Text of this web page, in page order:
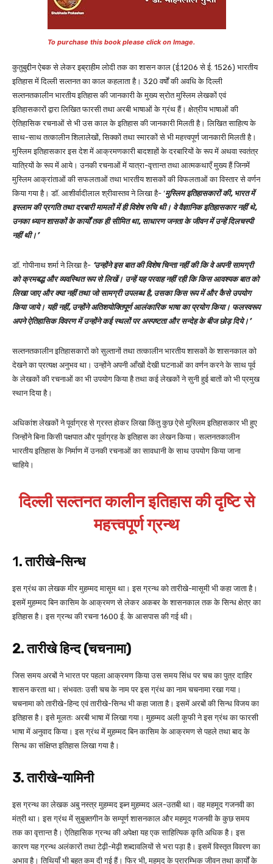
To purchase this book please click on Image.
कुतुबुद्दीन ऐबक से लेकर इब्राहीम लोदी तक का शासन काल (ई.1206 से ई. 1526) भारतीय
इतिहास में दिल्ली सल्तनत का काल कहलाता है। 320 वर्षों की अवधि के दिल्ली
सल्तनतकालीन भारतीय इतिहास की जानकारी के मुख्य स्रोत मुस्लिम लेखकों एवं
इतिहासकारों द्वारा लिखित फारसी तथा अरबी भाषाओं के ग्रंथ हैं। क्षेत्रीय भाषाओं की
ऐतिहासिक रचनाओं से भी उस काल के इतिहास की जानकारी मिलती है। लिखित साहित्य के
साथ-साथ तत्कालीन शिलालेखों, सिक्कों तथा स्मारकों से भी महत्त्वपूर्ण जानकारी मिलती है।
मुस्लिम इतिहासकार इस देश में आक्रमणकारी बादशाहों के दरबारियों के रूप में अथवा स्वतंत्र
यात्रियों के रूप में आये। उनकी रचनाओं में यात्रा-वृत्तान्त तथा आत्मकथाएँ मुख्य हैं जिनमें
मुस्लिम आक्रांताओं की सफलताओं तथा भारतीय शासकों की विफलताओं का विस्तार से वर्णन
किया गया है। डॉ. आशीर्वादीलाल श्रीवास्तव ने लिखा है- ‘मुस्लिम इतिहासकारों की, भारत में
इस्लाम की प्रगति तथा दरबारी मामलों में ही विशेष रुचि थी। वे वैज्ञानिक इतिहासकार नहीं थे,
उनका ध्यान शासकों के कार्यों तक ही सीमित था, साधारण जनता के जीवन में उन्हें दिलचस्पी
नहीं थी।’
डॉ. गोपीनाथ शर्मा ने लिखा है- ‘उन्होंने इस बात की विशेष चिन्ता नहीं की कि वे अपनी सामग्री
को क्रमबद्ध और व्यवस्थित रूप से लिखें। उन्हें यह परवाह नहीं रही कि किस आवश्यक बात को
लिखा जाए और क्या नहीं तथा जो सामग्री उपलब्ध है, उसका किस रूप में और कैसे उपयोग
किया जाये। यही नहीं, उन्होंने अतिशयोक्तिपूर्ण आलंकारिक भाषा का प्रयोग किया। फलस्वरूप
अपने ऐतिहासिक विवरण में उन्होंने कई स्थलों पर अस्पष्टता और सन्देह के बीज छोड़ दिये।’
सल्तनतकालीन इतिहासकारों को सुल्तानों तथा तत्कालीन भारतीय शासकों के शासनकाल को
देखने का प्रत्यक्ष अनुभव था। उन्होंने अपनी आँखों देखी घटनाओं का वर्णन करने के साथ पूर्व
के लेखकों की रचनाओं का भी उपयोग किया है तथा कई लेखकों ने सुनी हुई बातों को भी प्रमुख
स्थान दिया है।
अधिकांश लेखकों ने पूर्वाग्रह से ग्रस्त होकर लिखा किंतु कुछ ऐसे मुस्लिम इतिहासकार भी हुए
जिन्होंने बिना किसी पक्षपात और पूर्वाग्रह के इतिहास का लेखन किया। सल्तनतकालीन
भारतीय इतिहास के निर्माण में उनकी रचनाओं का सावधानी के साथ उपयोग किया जाना
चाहिये।
दिल्ली सल्तनत कालीन इतिहास की दृष्टि से
महत्त्वपूर्ण ग्रन्थ
1. तारीखे-सिन्ध
इस ग्रंथ का लेखक मीर मुहम्मद मासूम था। इस ग्रन्थ को तारीखे-मासूमी भी कहा जाता है।
इसमें मुहम्मद बिन कासिम के आक्रमण से लेकर अकबर के शासनकाल तक के सिन्ध क्षेत्र का
इतिहास है। इस ग्रन्थ की रचना 1600 ई. के आसपास की गई थी।
2. तारीखे हिन्द (चचनामा)
जिस समय अरबों ने भारत पर पहला आक्रमण किया उस समय सिंध पर चच का पुत्र दाहिर
शासन करता था। संभवतः उसी चच के नाम पर इस ग्रंथ का नाम चचनामा रखा गया।
चचनामा को तारीखे-हिन्द एवं तारीखे-सिन्ध भी कहा जाता है। इसमें अरबों की सिन्ध विजय का
इतिहास है। इसे मूलतः अरबी भाषा में लिखा गया। मुहम्मद अली कूफी ने इस ग्रंथ का फारसी
भाषा में अनुवाद किया। इस ग्रंथ में मुहम्मद बिन कासिम के आक्रमण से पहले तथा बाद के
सिन्ध का संक्षिप्त इतिहास लिखा गया है।
3. तारीखे-यामिनी
इस ग्रन्थ का लेखक अबु नस्त्र मुहम्मद इब्न मुहम्मद अल-उतबी था। वह महमूद गजनवी का
मंत्री था। इस ग्रंथ में सुबुक्तगीन के सम्पूर्ण शासनकाल और महमूद गजनवी के कुछ समय
तक का वृत्तान्त है। ऐतिहासिक ग्रन्थ की अपेक्षा यह एक साहित्यिक कृति अधिक है। इस
कारण यह ग्रन्थ अलंकारों तथा टेढ़ी-मेढ़ी शब्दावलियों से भरा पड़ा है। इसमें विस्तृत विवरण का
अभाव है। तिथियाँ भी बहुत कम दी गई हैं। फिर भी, महमूद के प्रारम्भिक जीवन तथा कार्यों के